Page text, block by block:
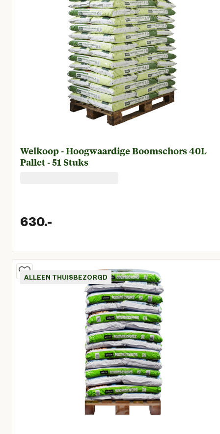
Welkoop - Hoogwaardige Boomschors 40L
Pallet - 51 Stuks
630.-
Huidige prijs € 630,00
ALLEEN THUISBEZORGD